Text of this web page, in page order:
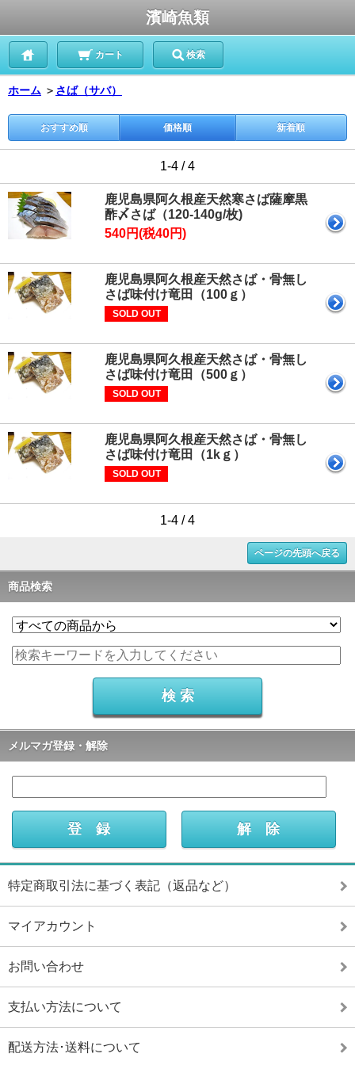
濱崎魚類
カート 検索
ホーム ＞ さば（サバ）
おすすめ順 価格順 新着順
1-4 / 4
鹿児島県阿久根産天然寒さば薩摩黒
酢〆さば（120-140g/枚)
540円(税40円)
鹿児島県阿久根産天然さば・骨無し
さば味付け竜田（100ｇ）
SOLD OUT
鹿児島県阿久根産天然さば・骨無し
さば味付け竜田（500ｇ）
SOLD OUT
鹿児島県阿久根産天然さば・骨無し
さば味付け竜田（1kｇ）
SOLD OUT
1-4 / 4
ページの先頭へ戻る
商品検索
メルマガ登録・解除
特定商取引法に基づく表記（返品など）
マイアカウント
お問い合わせ
支払い方法について
配送方法･送料について